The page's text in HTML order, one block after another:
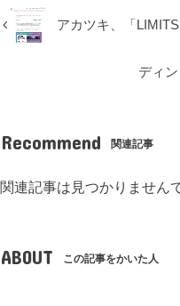
アカツキ、「
ディ
Recommend 関連記事
関連記事は見つかりません
ABOUT この記事をかいた人